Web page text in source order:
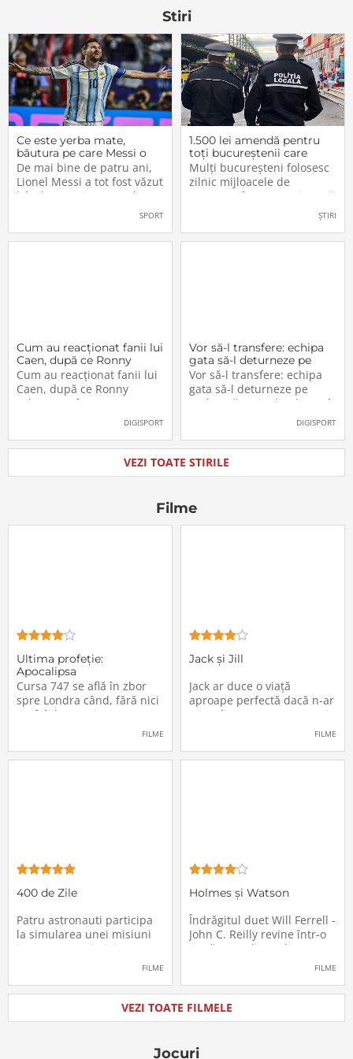
functii si
Stiri
Ce este yerba mate,
băutura pe care Messi o
bea înainte de meciurile
din Campionatul Mondial
2026
De mai bine de patru ani,
Lionel Messi a tot fost văzut
bând un ceai extrem de
popular în Argentina. Este
plantă tradițională sud-
SPORT
1.500 lei amendă pentru
toți bucureștenii care
refuză să facă acest lucru
acum, în 2026.
Mulți bucureșteni folosesc
zilnic mijloacele de
transport în comun, iar unii
dintre ei călătoresc adesea
cu autobuzul sau tramvaiul
fără a plăti un bilet. Iar în
ȘTIRI
Cum au reacționat fanii lui
Caen, după ce Ronny
Labonne a fost prezentat
oficial la FCSB
Cum au reacționat fanii lui
Caen, după ce Ronny
Labonne a fost prezentat
DIGISPORT
Vor să-l transfere: echipa
gata să-l deturneze pe
Radu Drăgușin din drumul
către Juventus!
Vor să-l transfere: echipa
gata să-l deturneze pe
Radu Drăgușin din drumul
DIGISPORT
VEZI TOATE STIRILE
Filme
Ultima profeţie:
Apocalipsa
Cursa 747 se află în zbor
spre Londra când, fără nici
un fel de avertisment,
pasagerii încep să dispară
locurile lor. Teroarea și
FILME
Jack și Jill
Jack ar duce o viață
aproape perfectă dacă n-ar
avea de suportat o excepție
sărbători - sora lui
FILME
400 de Zile
Patru astronauti participa
la simularea unei misiuni
in care sunt trimisi pe o
psihologice pe care le are
calatoria in spatiu. Starea
mentala a astronautilor
FILME
Holmes și Watson
Îndrăgitul duet Will Ferrell -
John C. Reilly revine într-o
nouă comedie: Holmes &
Watson, povestea super-
Holmes și a asistentului
său, dr. Watson, inspirată
de romanul best-seller al
De data
FILME
VEZI TOATE FILMELE
Jocuri